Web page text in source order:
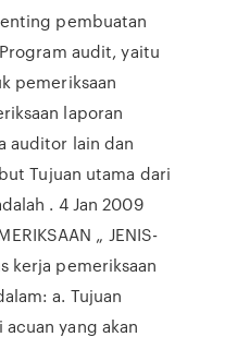
pembuatan
audit, yaitu
pemeriksaan
laporan
auditor lain dan
Tujuan utama dari
. 4 Jan 2009
„ JENIS-
kerja pemeriksaan
a. Tujuan
yang akan